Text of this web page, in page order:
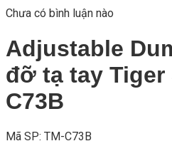
Chưa có bình luận nào
Adjustable
đỡ tạ tay Tiger
C73B
Mã SP: TM-C73B